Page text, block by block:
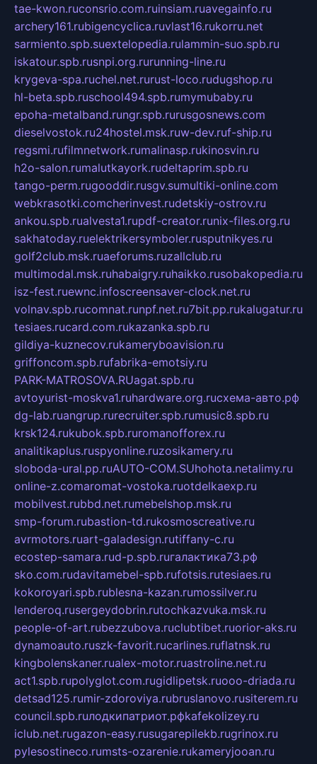
tae-kwon.ruconsrio.com.ruinsiam.ruavegainfo.ru
archery161.rubigencyclica.ruvlast16.rukorru.net
sarmiento.spb.suextelopedia.rulammin-suo.spb.ru
iskatour.spb.rusnpi.org.rurunning-line.ru
krygeva-spa.ruchel.net.rurust-loco.rudugshop.ru
hl-beta.spb.ruschool494.spb.rumymubaby.ru
epoha-metalband.rungr.spb.rurusgosnews.com
dieselvostok.ru24hostel.msk.ruw-dev.ruf-ship.ru
regsmi.rufilmnetwork.rumalinasp.rukinosvin.ru
h2o-salon.rumalutkayork.rudeltaprim.spb.ru
tango-perm.rugooddir.rusgv.sumultiki-online.com
webkrasotki.comcherinvest.rudetskiy-ostrov.ru
ankou.spb.rualvesta1.rupdf-creator.runix-files.org.ru
sakhatoday.ruelektrikersymboler.rusputnikyes.ru
golf2club.msk.ruaeforums.ruzallclub.ru
multimodal.msk.ruhabaigry.ruhaikko.rusobakopedia.ru
isz-fest.ruewnc.infoscreensaver-clock.net.ru
volnav.spb.rucomnat.runpf.net.ru7bit.pp.rukalugatur.ru
tesiaes.rucard.com.rukazanka.spb.ru
gildiya-kuznecov.rukameryboavision.ru
griffoncom.spb.rufabrika-emotsiy.ru
PARK-MATROSOVA.RUagat.spb.ru
avtoyurist-moskva1.ruhardware.org.ruсхема-авто.рф
dg-lab.ruangrup.rurecruiter.spb.rumusic8.spb.ru
krsk124.rukubok.spb.ruromanofforex.ru
analitikaplus.ruspyonline.ruzosikamery.ru
sloboda-ural.pp.ruAUTO-COM.SUhohota.netalimy.ru
online-z.comaromat-vostoka.ruotdelkaexp.ru
mobilvest.rubbd.net.rumebelshop.msk.ru
smp-forum.rubastion-td.rukosmoscreative.ru
avrmotors.ruart-galadesign.rutiffany-c.ru
ecostep-samara.rud-p.spb.ruгалактика73.рф
sko.com.rudavitamebel-spb.rufotsis.rutesiaes.ru
kokoroyari.spb.rublesna-kazan.rumossilver.ru
lenderoq.rusergeydobrin.rutochkazvuka.msk.ru
people-of-art.rubezzubova.ruclubtibet.ruorior-aks.ru
dynamoauto.ruszk-favorit.rucarlines.ruflatnsk.ru
kingbolenskaner.rualex-motor.ruastroline.net.ru
act1.spb.rupolyglot.com.rugidlipetsk.ruooo-driada.ru
detsad125.rumir-zdoroviya.rubruslanovo.rusiterem.ru
council.spb.ruлодкипатриот.рфkafekolizey.ru
iclub.net.rugazon-easy.rusugarepilekb.rugrinox.ru
pylesostineco.rumsts-ozarenie.rukameryjooan.ru